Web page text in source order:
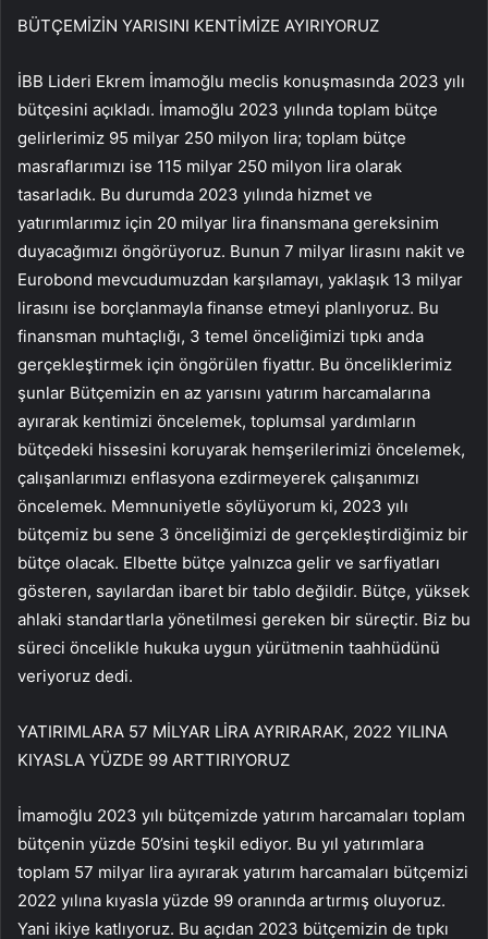
BÜTÇEMİZİN YARISINI KENTİMİZE AYIRIYORUZ
İBB Lideri Ekrem İmamoğlu meclis konuşmasında 2023 yılı
bütçesini açıkladı. İmamoğlu 2023 yılında toplam bütçe
gelirlerimiz 95 milyar 250 milyon lira; toplam bütçe
masraflarımızı ise 115 milyar 250 milyon lira olarak
tasarladık. Bu durumda 2023 yılında hizmet ve
yatırımlarımız için 20 milyar lira finansmana gereksinim
duyacağımızı öngörüyoruz. Bunun 7 milyar lirasını nakit ve
Eurobond mevcudumuzdan karşılamayı, yaklaşık 13 milyar
lirasını ise borçlanmayla finanse etmeyi planlıyoruz. Bu
finansman muhtaçlığı, 3 temel önceliğimizi tıpkı anda
gerçekleştirmek için öngörülen fiyattır. Bu önceliklerimiz
şunlar Bütçemizin en az yarısını yatırım harcamalarına
ayırarak kentimizi öncelemek, toplumsal yardımların
bütçedeki hissesini koruyarak hemşerilerimizi öncelemek,
çalışanlarımızı enflasyona ezdirmeyerek çalışanımızı
öncelemek. Memnuniyetle söylüyorum ki, 2023 yılı
bütçemiz bu sene 3 önceliğimizi de gerçekleştirdiğimiz bir
bütçe olacak. Elbette bütçe yalnızca gelir ve sarfiyatları
gösteren, sayılardan ibaret bir tablo değildir. Bütçe, yüksek
ahlaki standartlarla yönetilmesi gereken bir süreçtir. Biz bu
süreci öncelikle hukuka uygun yürütmenin taahhüdünü
veriyoruz dedi.
YATIRIMLARA 57 MİLYAR LİRA AYRIRARAK, 2022 YILINA
KIYASLA YÜZDE 99 ARTTIRIYORUZ
İmamoğlu 2023 yılı bütçemizde yatırım harcamaları toplam
bütçenin yüzde 50’sini teşkil ediyor. Bu yıl yatırımlara
toplam 57 milyar lira ayırarak yatırım harcamaları bütçemizi
2022 yılına kıyasla yüzde 99 oranında artırmış oluyoruz.
Yani ikiye katlıyoruz. Bu açıdan 2023 bütçemizin de tıpkı